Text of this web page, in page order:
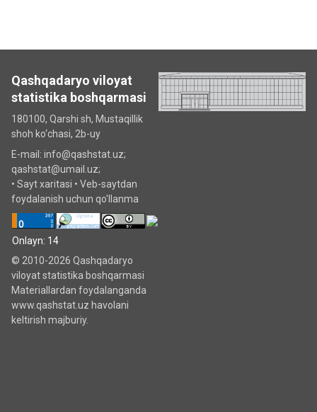
Qashqadaryo viloyat
statistika boshqarmasi
180100, Qarshi sh, Mustаqillik
shoh ko‘chаsi, 2b-uy
E-mail: info@qashstat.uz;
qashstat@umail.uz;
• Sayt xaritasi • Veb-saytdan
foydalanish uchun qo'llanma
Onlayn: 14
© 2010-2026 Qashqadaryo
viloyat statistika boshqarmasi
Materiallardan foydalanganda
www.qashstat.uz havolani
keltirish majburiy.